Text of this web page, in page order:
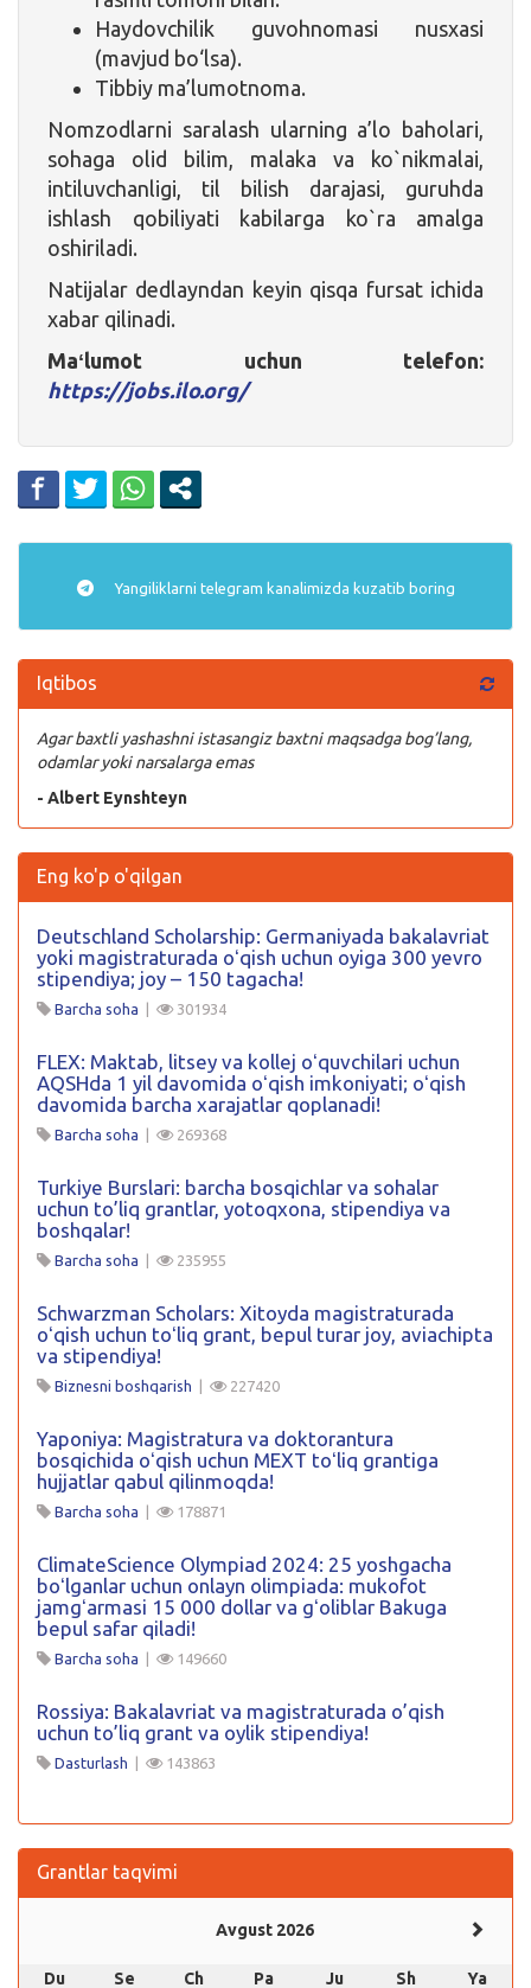
Haydovchilik guvohnomasi nusxasi
(mavjud bo‘lsa).
Tibbiy ma’lumotnoma.
Nomzodlarni saralash ularning a’lo baholari,
sohaga olid bilim, malaka va ko`nikmalai,
intiluvchanligi, til bilish darajasi, guruhda
ishlash qobiliyati kabilarga ko`ra amalga
oshiriladi.
Natijalar dedlayndan keyin qisqa fursat ichida
xabar qilinadi.
Maʻlumot uchun telefon:
https://jobs.ilo.org/
Yangiliklarni telegram kanalimizda kuzatib boring
Iqtibos
Agar baxtli yashashni istasangiz baxtni maqsadga bog’lang,
odamlar yoki narsalarga emas
- Albert Eynshteyn
Eng ko'p o'qilgan
Deutschland Scholarship: Germaniyada bakalavriat
yoki magistraturada oʻqish uchun oyiga 300 yevro
stipendiya; joy – 150 tagacha!
Barcha soha | 301934
FLEX: Maktab, litsey va kollej oʻquvchilari uchun
AQSHda 1 yil davomida oʻqish imkoniyati; oʻqish
davomida barcha xarajatlar qoplanadi!
Barcha soha | 269368
Turkiye Burslari: barcha bosqichlar va sohalar
uchun to’liq grantlar, yotoqxona, stipendiya va
boshqalar!
Barcha soha | 235955
Schwarzman Scholars: Xitoyda magistraturada
oʻqish uchun toʻliq grant, bepul turar joy, aviachipta
va stipendiya!
Biznesni boshqarish | 227420
Yaponiya: Magistratura va doktorantura
bosqichida oʻqish uchun MEXT toʻliq grantiga
hujjatlar qabul qilinmoqda!
Barcha soha | 178871
ClimateScience Olympiad 2024: 25 yoshgacha
boʻlganlar uchun onlayn olimpiada: mukofot
jamgʻarmasi 15 000 dollar va gʻoliblar Bakuga
bepul safar qiladi!
Barcha soha | 149660
Rossiya: Bakalavriat va magistraturada o’qish
uchun to’liq grant va oylik stipendiya!
Dasturlash | 143863
Grantlar taqvimi
Avgust 2026
Du Se Ch Pa Ju Sh
Ya